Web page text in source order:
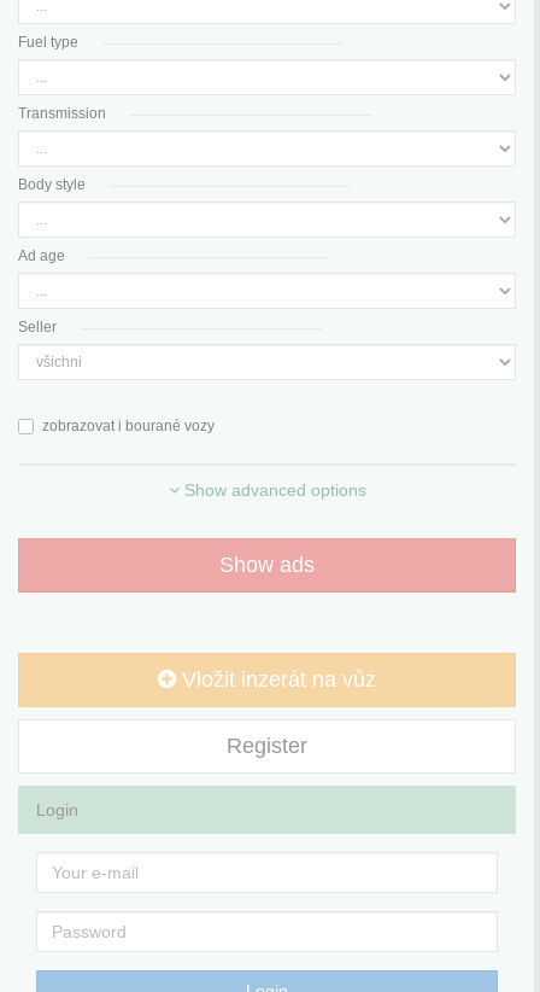
Fuel type
Transmission
Body style
Ad age
Seller
zobrazovat i bourané vozy
Show advanced options
Show ads
Vložit inzerát na vůz
Register
Login